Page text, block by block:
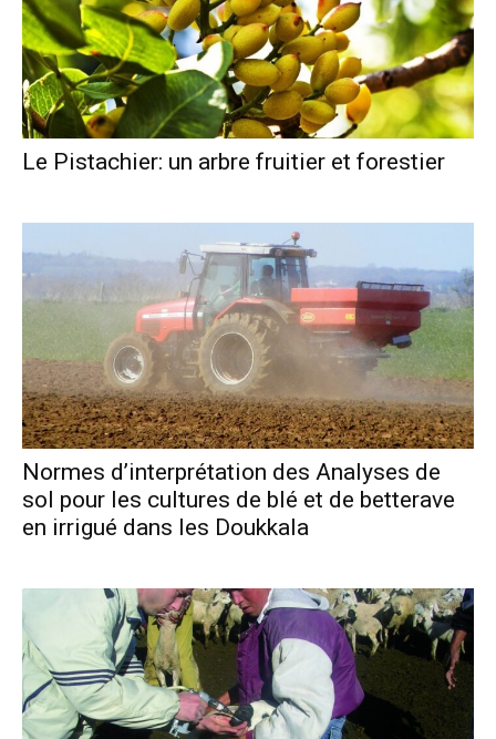
Le Pistachier: un arbre fruitier et forestier
Normes d’interprétation des Analyses de
sol pour les cultures de blé et de betterave
en irrigué dans les Doukkala